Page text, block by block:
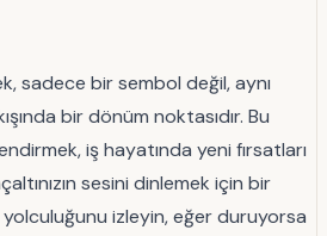
sadece bir sembol değil, aynı
bir dönüm noktasıdır. Bu
iş hayatında yeni fırsatları
sesini dinlemek için bir
yolculuğunu izleyin, eğer duruyorsa